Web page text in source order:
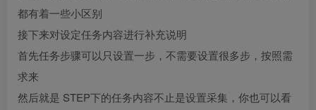
都有着一些小区别
接下来对设定任务内容进行补充说明
首先任务步骤可以只设置一步，不需要设置很多步，按照需
求来
然后就是 STEP下的任务内容不止是设置采集，你也可以看